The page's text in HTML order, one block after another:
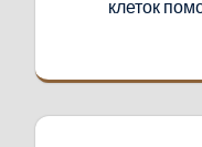
клеток